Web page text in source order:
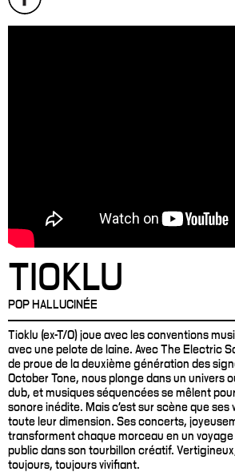
TIOKLU
POP HALLUCINÉE
Tioklu (ex-T/O) joue avec les conventions
avec une pelote de laine. Avec The Electric
de proue de la deuxième génération des
October Tone, nous plonge dans un univers
dub, et musiques séquencées se mêlent
sonore inédite. Mais c'est sur scène que ses
toute leur dimension. Ses concerts,
transforment chaque morceau en un
public dans son tourbillon créatif.
toujours, toujours vivifiant.